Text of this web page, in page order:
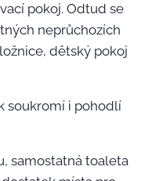
pokoj. Odtud se
neprůchozích
dětský pokoj
soukromí i pohodlí
samostatná toaleta